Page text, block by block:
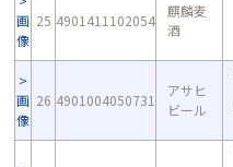
画
像
25 4901411102054
麒麟麦
酒
画
像
26 4901004050731
アサヒ
ビール